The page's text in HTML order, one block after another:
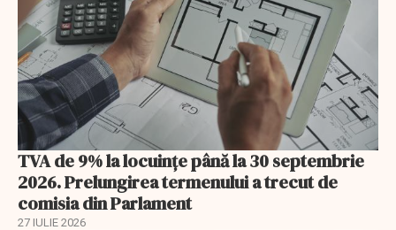
TVA de 9% la locuințe până la 30 septembrie
2026. Prelungirea termenului a trecut de
comisia din Parlament
27 IULIE 2026